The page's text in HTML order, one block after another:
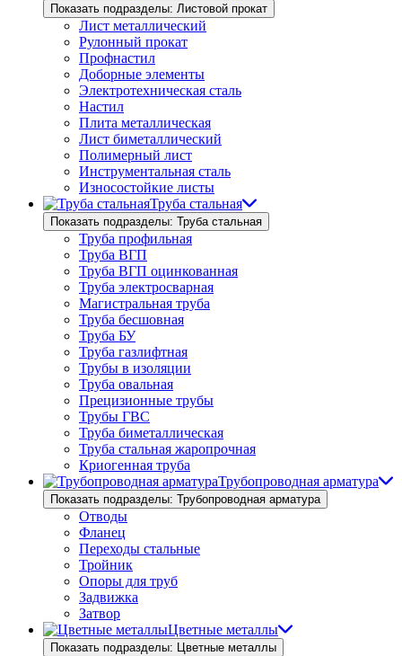
Показать подразделы: Листовой прокат
Лист металлический
Рулонный прокат
Профнастил
Доборные элементы
Электротехническая сталь
Настил
Плита металлическая
Лист биметаллический
Полимерный лист
Инструментальная сталь
Износостойкие листы
Труба стальная
Показать подразделы: Труба стальная
Труба профильная
Труба ВГП
Труба ВГП оцинкованная
Труба электросварная
Магистральная труба
Труба бесшовная
Труба БУ
Труба газлифтная
Трубы в изоляции
Труба овальная
Прецизионные трубы
Трубы ГВС
Труба биметаллическая
Труба стальная жаропрочная
Криогенная труба
Трубопроводная арматура
Показать подразделы: Трубопроводная арматура
Отводы
Фланец
Переходы стальные
Тройник
Опоры для труб
Задвижка
Затвор
Цветные металлы
Показать подразделы: Цветные металлы